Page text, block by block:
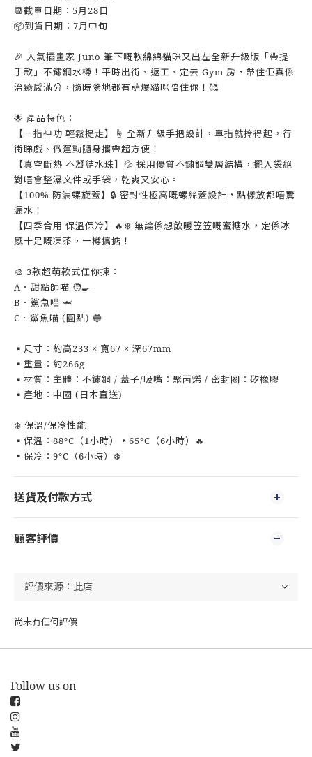
📆截單日期：5月28日
📦到貨日期：7月中旬
🎉 人氣插畫家 Juno 筆下嘅軟綿綿貓咪又出左全新升級版「帶提
手款」不鏽鋼水樽！平時出街、返工、定去 Gym 房，帶住佢真係
治癒感滿分，隨時隨地都有萌爆貓咪陪住你！🥰
🌟 產品特色：
【一指神功 輕鬆提走】☝️ 全新升級手把設計，單指就拎得起，行
街睇戲、做運動隨身攜帶超方便！
【真空斷熱 不凝結水珠】💦 採用優質不鏽鋼雙層結構，擺入袋絕
對唔會整濕文件或手袋，乾爽又安心。
【100% 防漏螺旋蓋】🔒 密封性極高嘅螺絲蓋設計，點樣放都唔驚
漏水！
【四季合用 保溫保冷】🔥❄️ 無論係想飲暖笠笠嘅蜜糖水，定係冰
感十足嘅凍茶，一樽搞掂！
🎨 3款超萌款式任你揀：
A．甜點師喵 🧑‍🍳
B．鯊魚喵 🦈
C．鯊魚喵 (圓點) 🔵
▪️尺寸：約高233 × 寬67 × 深67mm
▪️重量：約266g
▪️材質：主體：不鏽鋼 / 蓋子/吸嘴：聚丙烯 / 密封圈：矽橡膠
▪️產地：中國 (日本直送)
❄️ 保溫/保冷性能
▪️保溫：88°C（1小時），65°C（6小時）🔥
▪️保冷：9°C（6小時）❄️
送貨及付款方式
顧客評價
尚未有任何評價
Follow us on